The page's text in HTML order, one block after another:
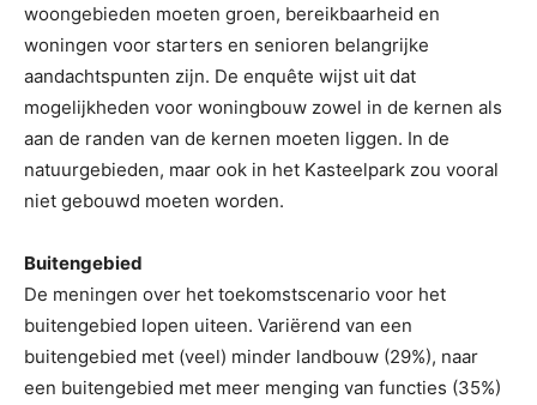
woongebieden moeten groen, bereikbaarheid en
woningen voor starters en senioren belangrijke
aandachtspunten zijn. De enquête wijst uit dat
mogelijkheden voor woningbouw zowel in de kernen als
aan de randen van de kernen moeten liggen. In de
natuurgebieden, maar ook in het Kasteelpark zou vooral
niet gebouwd moeten worden.
Buitengebied
De meningen over het toekomstscenario voor het
buitengebied lopen uiteen. Variërend van een
buitengebied met (veel) minder landbouw (29%), naar
een buitengebied met meer menging van functies (35%)